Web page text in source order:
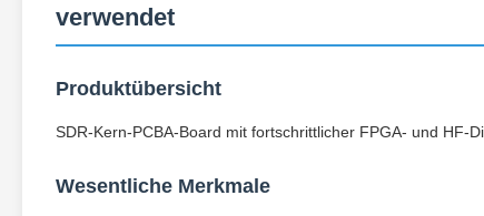
verwendet
Produktübersicht
SDR-Kern-PCBA-Board mit fortschrittlicher FPGA- und HF-
Wesentliche Merkmale